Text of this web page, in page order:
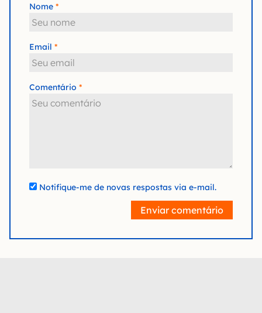
Nome
Email
Comentário
Notifique-me de novas respostas via e-mail.
Enviar comentário